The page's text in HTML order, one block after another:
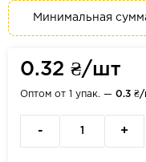
Минимальная
0.32 ₴/шт
Оптом от 1 упак. — 0.3
- +